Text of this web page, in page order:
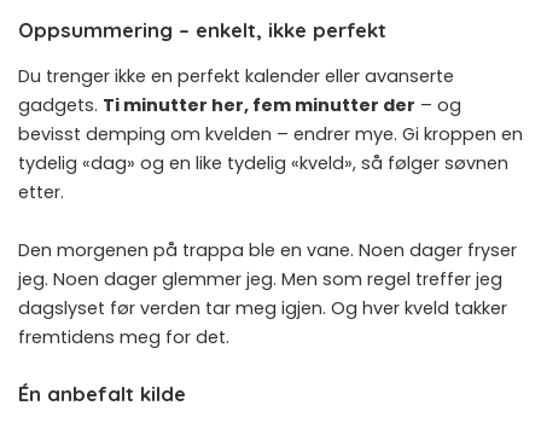
Oppsummering – enkelt, ikke perfekt
Du trenger ikke en perfekt kalender eller avanserte
gadgets. Ti minutter her, fem minutter der – og
bevisst demping om kvelden – endrer mye. Gi kroppen en
tydelig «dag» og en like tydelig «kveld», så følger søvnen
etter.
Den morgenen på trappa ble en vane. Noen dager fryser
jeg. Noen dager glemmer jeg. Men som regel treffer jeg
dagslyset før verden tar meg igjen. Og hver kveld takker
fremtidens meg for det.
Én anbefalt kilde